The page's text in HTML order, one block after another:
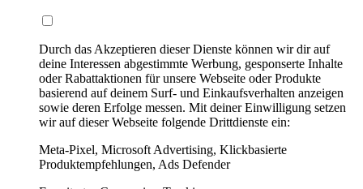
Durch das Akzeptieren dieser Dienste können wir dir auf
deine Interessen abgestimmte Werbung, gesponserte Inhalte
oder Rabattaktionen für unsere Webseite oder Produkte
basierend auf deinem Surf- und Einkaufsverhalten anzeigen
sowie deren Erfolge messen. Mit deiner Einwilligung setzen
wir auf dieser Webseite folgende Drittdienste ein:
Meta-Pixel, Microsoft Advertising, Klickbasierte
Produktempfehlungen, Ads Defender